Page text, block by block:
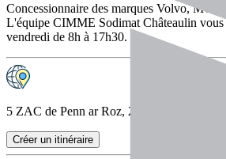
Concessionnaire des marques Volvo, MC
L'équipe CIMME Sodimat Châteaulin vous
vendredi de 8h à 17h30.
5 ZAC de Penn ar Roz, 29150 Châteaulin
Créer un itinéraire